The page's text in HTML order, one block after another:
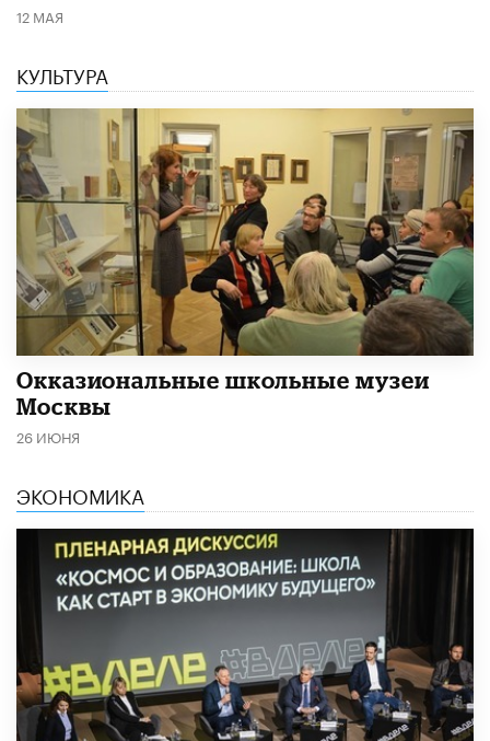
12 МАЯ
КУЛЬТУРА
​Окказиональные школьные музеи
Москвы
26 ИЮНЯ
ЭКОНОМИКА